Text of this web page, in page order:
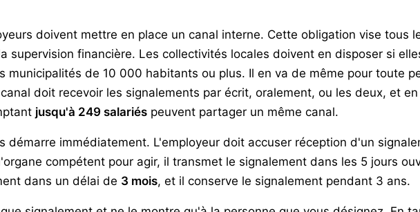
doivent mettre en place un canal interne. Cette obligation vise tous
supervision financière. Les collectivités locales doivent en disposer si
municipalités de 10 000 habitants ou plus. Il en va de même pour toute
doit recevoir les signalements par écrit, oralement, ou les deux, et
jusqu'à 249 salariés peuvent partager un même canal.
démarre immédiatement. L'employeur doit accuser réception d'un
compétent pour agir, il transmet le signalement dans les 5 jours
dans un délai de 3 mois, et il conserve le signalement pendant 3 ans.